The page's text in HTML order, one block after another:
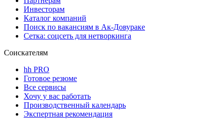
Инвесторам
Каталог компаний
Поиск по вакансиям в Ак-Довураке
Сетка: соцсеть для нетворкинга
Соискателям
hh PRO
Готовое резюме
Все сервисы
Хочу у вас работать
Производственный календарь
Экспертная рекомендация